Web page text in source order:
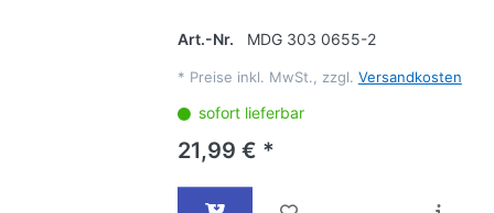
Art.-Nr. MDG 303 0655-2
* Preise inkl. MwSt., zzgl. Versandkosten
sofort lieferbar
21,99 € *